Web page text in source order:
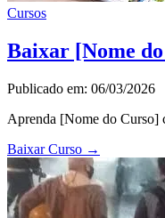
Cursos
Baixar [Nome
Publicado em: 06/03/2026
Aprenda [Nome do Curso]
Baixar Curso →